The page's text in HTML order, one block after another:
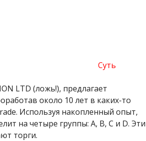
Суть
LTD (ложь!), предлагает
около 10 лет в каких-то
Используя накопленный опыт,
на четыре группы: A, B, C и D. Эти
торги.